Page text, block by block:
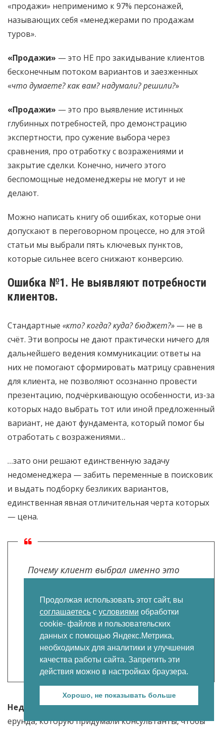
«продажи» неприменимо к 97% персонажей,
называющих себя «менеджерами по продажам
туров».
«Продажи» — это НЕ про закидывание клиентов
бесконечным потоком вариантов и заезженных
«что думаете? как вам? надумали? решили?»
«Продажи» — это про выявление истинных
глубинных потребностей, про демонстрацию
экспертности, про сужение выбора через
сравнения, про отработку с возражениями и
закрытие сделки. Конечно, ничего этого
беспомощные недоменеджеры не могут и не
делают.
Можно написать книгу об ошибках, которые они
допускают в переговорном процессе, но для этой
статьи мы выбрали пять ключевых пунктов,
которые сильнее всего снижают конверсию.
Ошибка №1. Не выявляют потребности
клиентов.
Стандартные «кто? когда? куда? бюджет?» — не в
счёт. Эти вопросы не дают практически ничего для
дальнейшего ведения коммуникации: ответы на
них не помогают сформировать матрицу сравнения
для клиента, не позволяют осознанно провести
презентацию, подчёркивающую особенности, из-за
которых надо выбрать тот или иной предложенный
вариант, не дают фундамента, который помог бы
отработать с возражениями…
…зато они решают единственную задачу
недоменеджера — забить переменные в поисковик
и выдать подборку безликих вариантов,
единственная явная отличительная черта которых
— цена.
Почему клиент выбрал именно это
поездке? Чем он планирует там
заниматься? Где он раньше отдыхал
и что ему там понравилось? Какие у
него ожидания от поездки?
Недоменеджеру пофиг.Для него всё это полная
ерунда, которую придумали консультанты, чтобы
Продолжая использовать этот сайт, вы
соглашаетесь с условиями обработки
cookie- файлов и пользовательских
данных с помощью Яндекс.Метрика,
необходимых для аналитики и улучшения
качества работы сайта. Запретить эти
действия можно в настройках браузера.
Хорошо, не показывать больше